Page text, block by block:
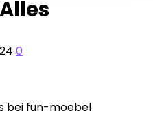
0
bei fun-moebel